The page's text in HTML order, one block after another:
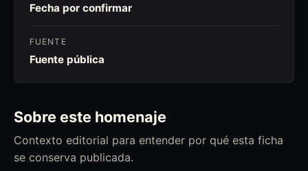
Fecha por confirmar
FUENTE
Fuente pública
Sobre este homenaje
Contexto editorial para entender por qué esta ficha
se conserva publicada.